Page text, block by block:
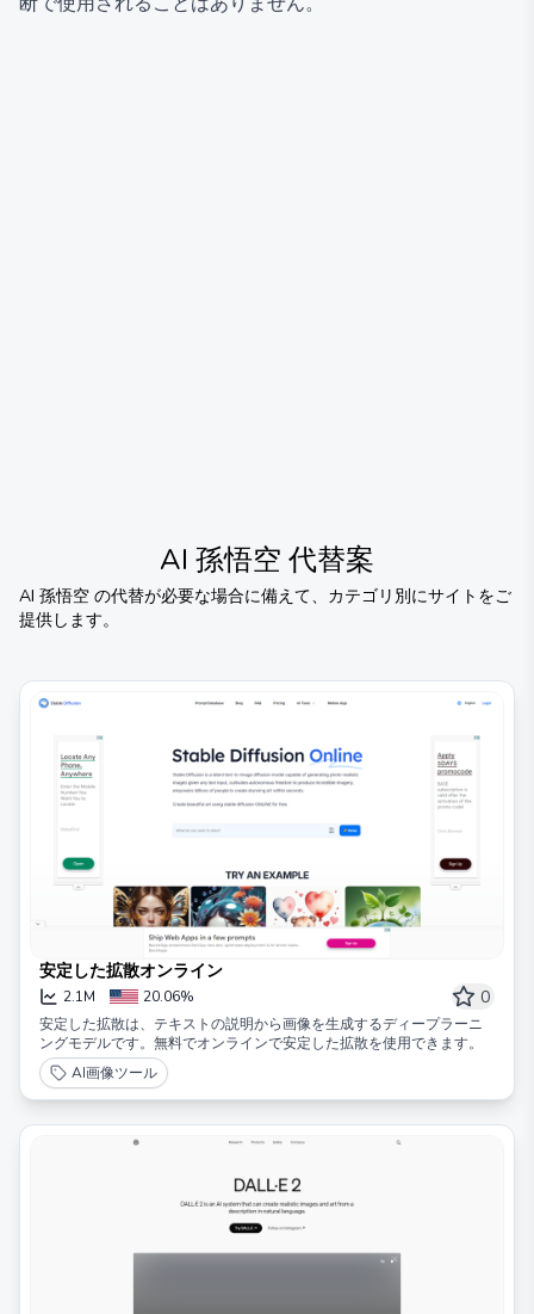
AI 孫悟空 代替案
AI 孫悟空 の代替が必要な場合に備えて、カテゴリ別にサイトをご
提供します。
安定した拡散オンライン
2.1M 20.06% 0
安定した拡散は、テキストの説明から画像を生成するディープラーニ
ングモデルです。無料でオンラインで安定した拡散を使用できます。
AI画像ツール